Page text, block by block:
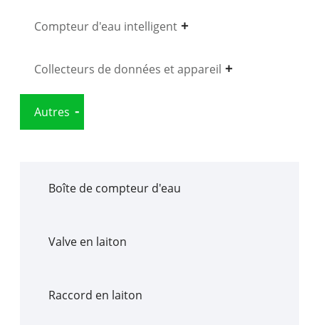
Compteur d'eau intelligent
Collecteurs de données et appareil
Autres
Boîte de compteur d'eau
Valve en laiton
Raccord en laiton